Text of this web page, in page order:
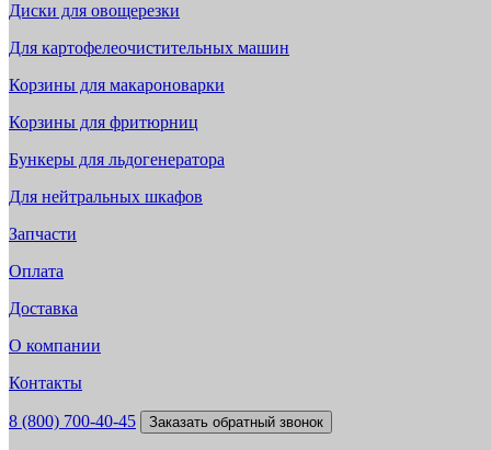
Диски для овощерезки
Для картофелеочистительных машин
Корзины для макароноварки
Корзины для фритюрниц
Бункеры для льдогенератора
Для нейтральных шкафов
Запчасти
Оплата
Доставка
О компании
Контакты
8 (800) 700-40-45 Заказать обратный звонок